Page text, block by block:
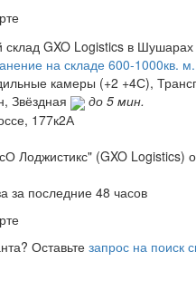
на складе 600-1000кв.
камеры (+2 +4С),
Звёздная
до 5 мин.
177к2А
Лоджистикс" (GXO Logistics)
за последние 48 часов
Оставьтезапрос на поиск